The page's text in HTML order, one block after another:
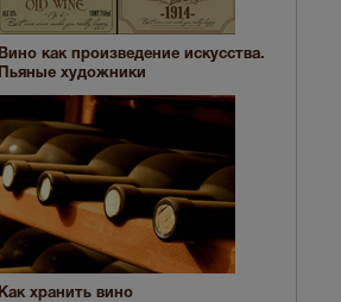
Вино как произведение искусства.
Пьяные художники
Как хранить вино